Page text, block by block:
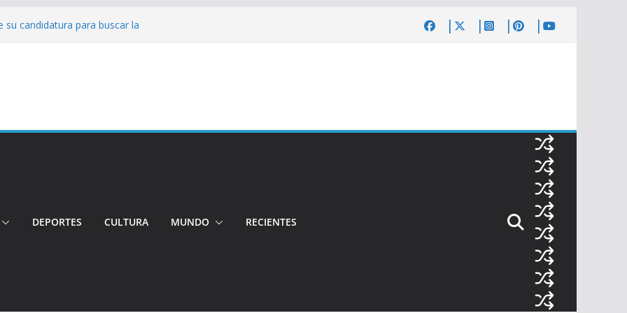
su candidatura para buscar la
Investigan crimen de un hombre en el
e incidentes marcaron la
DEPORTES CULTURA MUNDO RECIENTES